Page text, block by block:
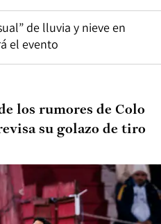
de lluvia y nieve en
el evento
los rumores de Colo
su golazo de tiro